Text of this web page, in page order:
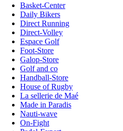
Basket-Center
Daily Bikers
Direct Running
Direct-Volley
Espace Golf
Foot-Store
Galop-Store
Golf and co
Handball-Store
House of Rugby
La sellerie de Maé
Made in Paradis
Nauti-wave
On-Fight